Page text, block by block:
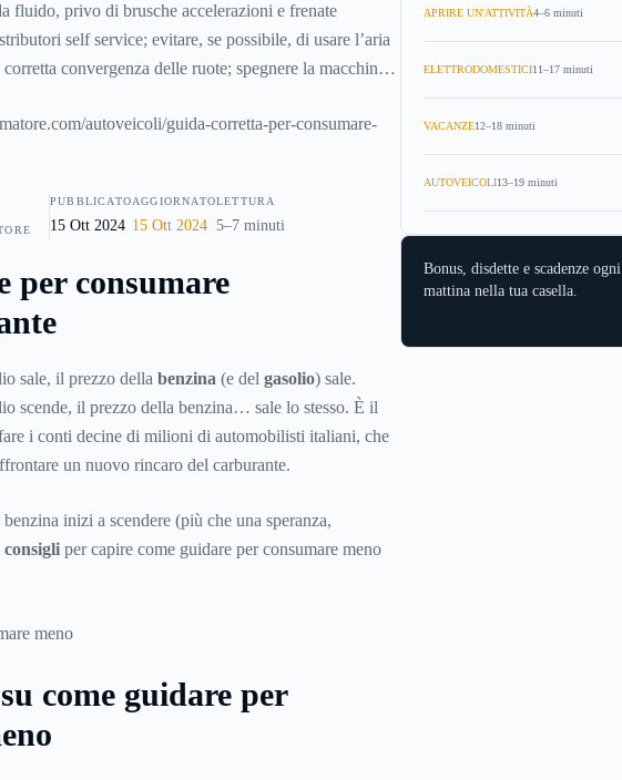
fluido, privo di brusche accelerazioni e frenate
self service; evitare, se possibile, di usare l’aria
convergenza delle ruote; spegnere la macchina
risparmiare carburantequando si è alla guida. Una
in un momento storico in cui i prezzi della
PUBBLICATO
15 Ott 2024
AGGIORNATO
15 Ott 2024
LETTURA
5–7 minuti
per consumare
sale, il prezzo della benzina (e del gasolio) sale.
scende, il prezzo della benzina… sale lo stesso. È il
i conti decine di milioni di automobilisti italiani, che
un nuovo rincaro del carburante.
inizi a scendere (più che una speranza,
consigliper capire come guidare per consumare meno
come guidare per
APRIRE UN'ATTIVITÀ4–6 minuti
ELETTRODOMESTICI11–17 minuti
VACANZE12–18 minuti
AUTOVEICOLI13–19 minuti
Bonus, disdette e scadenze ogni
mattina nella tua casella.